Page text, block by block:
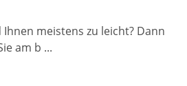
meistens zu leicht? Dann
am b ...